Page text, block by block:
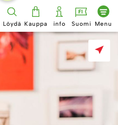
Siirry
sisältöön
Löydä Kauppa info Suomi Menu